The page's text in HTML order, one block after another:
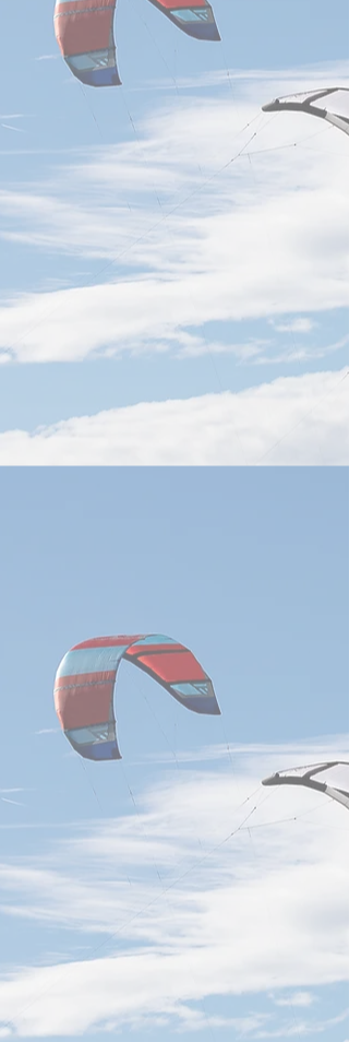
8月11～12日に台北で開催さ
れます。公式の講演募集テー
マでは、AI Clusters、
Networking、Photonicsが独
立カテゴリーとして設定され
ており、高速通信・光化は主
要論点の一つです。以下の5
点が中心になると予想しま
す。 (Open Compute Project)
1．AIクラスタのScale-up／
Scale-outと高速化 AIサ